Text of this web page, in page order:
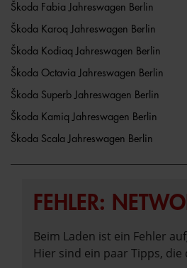
Škoda Fabia Jahreswagen Berlin
Škoda Karoq Jahreswagen Berlin
Škoda Kodiaq Jahreswagen Berlin
Škoda Octavia Jahreswagen Berlin
Škoda Superb Jahreswagen Berlin
Škoda Kamiq Jahreswagen Berlin
Škoda Scala Jahreswagen Berlin
FEHLER:
Beim Laden ist ein Fehler
Hier sind ein paar Tipps,